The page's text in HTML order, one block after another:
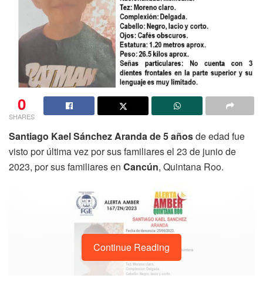
0
SHARES
Santiago Kael Sánchez Aranda de 5 añosde edad fue
visto por última vez por sus familiares el 23 de junio de
2023, por sus familiares en Cancún, Quintana Roo.
Continue Reading